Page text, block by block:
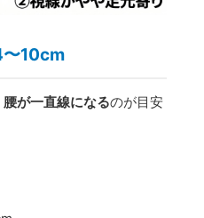
〜10cm
腰が一直線になるのが目安